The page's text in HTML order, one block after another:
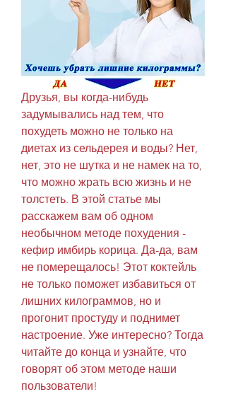
Друзья, вы когда-нибудь
задумывались над тем, что
похудеть можно не только на
диетах из сельдерея и воды? Нет,
нет, это не шутка и не намек на то,
что можно жрать всю жизнь и не
толстеть. В этой статье мы
расскажем вам об одном
необычном методе похудения -
кефир имбирь корица. Да-да, вам
не померещалось! Этот коктейль
не только поможет избавиться от
лишних килограммов, но и
прогонит простуду и поднимет
настроение. Уже интересно? Тогда
читайте до конца и узнайте, что
говорят об этом методе наши
пользователи!